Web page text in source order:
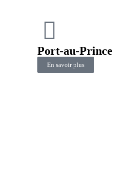
Port-au-Prince
En savoir plus